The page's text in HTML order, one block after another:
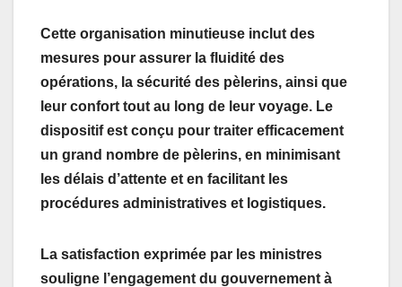
Cette organisation minutieuse inclut des
mesures pour assurer la fluidité des
opérations, la sécurité des pèlerins, ainsi que
leur confort tout au long de leur voyage. Le
dispositif est conçu pour traiter efficacement
un grand nombre de pèlerins, en minimisant
les délais d’attente et en facilitant les
procédures administratives et logistiques.
La satisfaction exprimée par les ministres
souligne l’engagement du gouvernement à